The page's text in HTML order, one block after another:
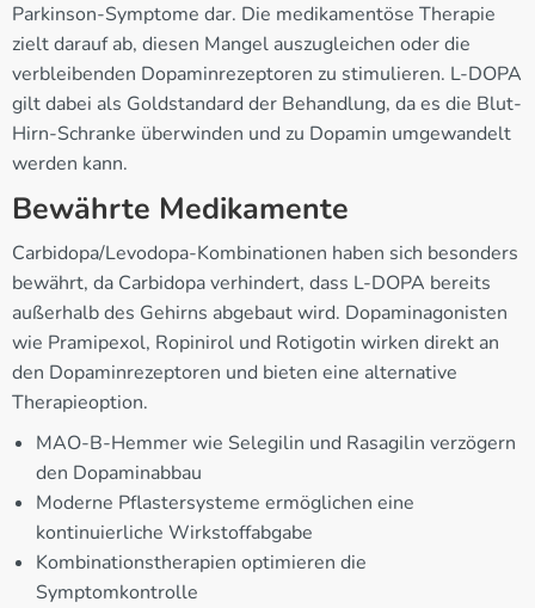
Parkinson-Symptome dar. Die medikamentöse Therapie
zielt darauf ab, diesen Mangel auszugleichen oder die
verbleibenden Dopaminrezeptoren zu stimulieren. L-DOPA
gilt dabei als Goldstandard der Behandlung, da es die Blut-
Hirn-Schranke überwinden und zu Dopamin umgewandelt
werden kann.
Bewährte Medikamente
Carbidopa/Levodopa-Kombinationen haben sich besonders
bewährt, da Carbidopa verhindert, dass L-DOPA bereits
außerhalb des Gehirns abgebaut wird. Dopaminagonisten
wie Pramipexol, Ropinirol und Rotigotin wirken direkt an
den Dopaminrezeptoren und bieten eine alternative
Therapieoption.
MAO-B-Hemmer wie Selegilin und Rasagilin verzögern
den Dopaminabbau
Moderne Pflastersysteme ermöglichen eine
kontinuierliche Wirkstoffabgabe
Kombinationstherapien optimieren die
Symptomkontrolle